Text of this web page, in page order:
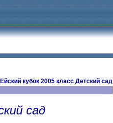
Ейский кубок 2005 класс Детский сад
сад